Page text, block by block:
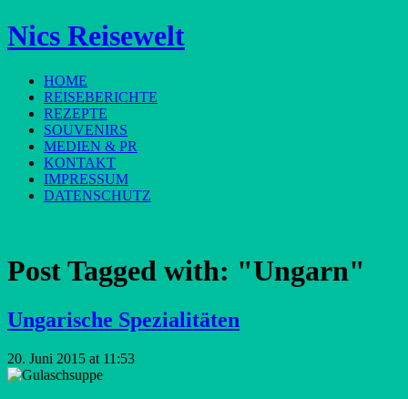
Nics Reisewelt
HOME
REISEBERICHTE
REZEPTE
SOUVENIRS
MEDIEN & PR
KONTAKT
IMPRESSUM
DATENSCHUTZ
Post Tagged with: "Ungarn"
Ungarische Spezialitäten
20. Juni 2015 at 11:53